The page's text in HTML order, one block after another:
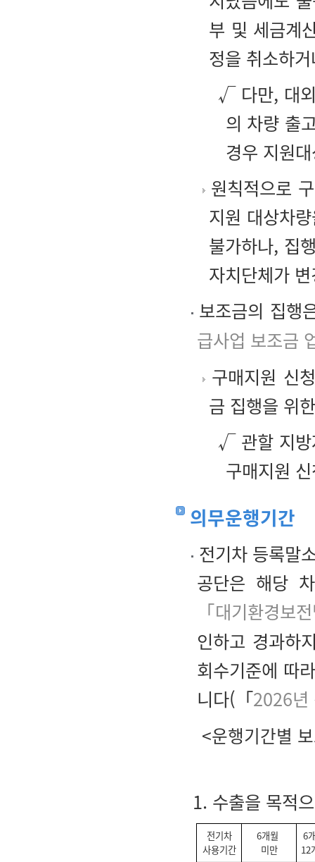
부 및 세금계
정을 취소하
√ 다만, 대외
의 차량 출
경우 지원
원칙적으로
지원 대상차
불가하나, 집
자치단체가
보조금의 집행
급사업 보조금
구매지원 신
금 집행을 위
√ 관할 지방
구매지원
의무운행기간
전기차 등록말
공단은 해당
「대기환경보
인하고 경과하
회수기준에 따
니다(「2026년
<운행기간별
1. 수출을 목적
전기차
사용기간
6개월
미만
6
12